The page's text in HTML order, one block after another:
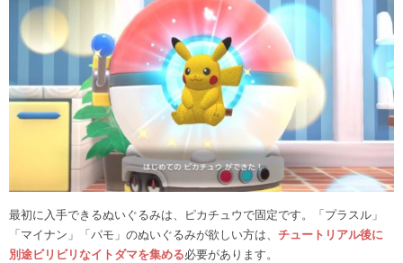
最初に入手できるぬいぐるみは、ピカチュウで固定です。「プラスル」
「マイナン」「パモ」のぬいぐるみが欲しい方は、 チュートリアル後に
別途ビリビリなイトダマを集める必要があります。